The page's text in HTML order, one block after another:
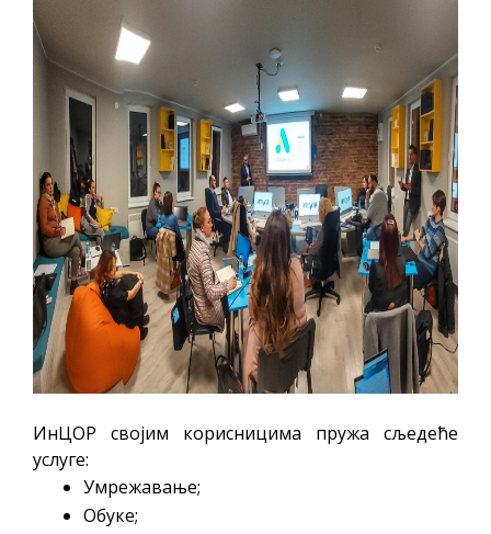
ИнЦОР својим корисницима пружа сљедеће
услуге:
Умрежавање;
Обуке;